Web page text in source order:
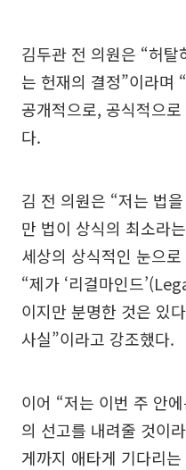
김두관 전 의원은 “허
는 헌재의 결정”이라며
공개적으로, 공식적으
다.
김 전 의원은 “저는 법
만 법이 상식의 최소라
세상의 상식적인 눈으
“제가 ‘리걸마인드
이지만 분명한 것은 있
사실”이라고 강조했다.
이어 “저는 이번 주 안
의 선고를 내려줄 것이
게까지 애타게 기다리